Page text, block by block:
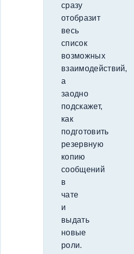
сразу
отобразит
весь
список
возможных
взаимодействий,
а
заодно
подскажет,
как
подготовить
резервную
копию
сообщений
в
чате
и
выдать
новые
роли.